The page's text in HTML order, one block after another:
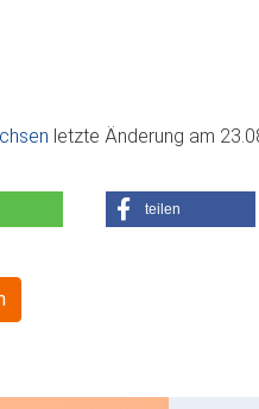
letzte Änderung am
teilen